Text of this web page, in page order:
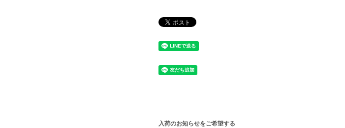
入荷のお知らせをご希望する